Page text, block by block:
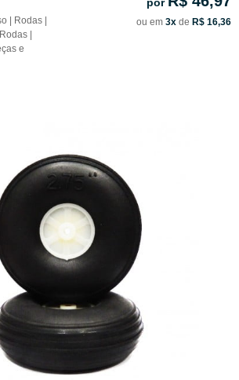
| Rodas |
|
e
ou em 3x de R$ 16,36